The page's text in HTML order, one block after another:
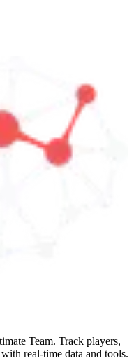
Team. Track players,
real-time data and tools.